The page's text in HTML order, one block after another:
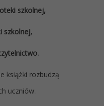
szkolnej,
szkolnej,
książki rozbudzą
uczniów.